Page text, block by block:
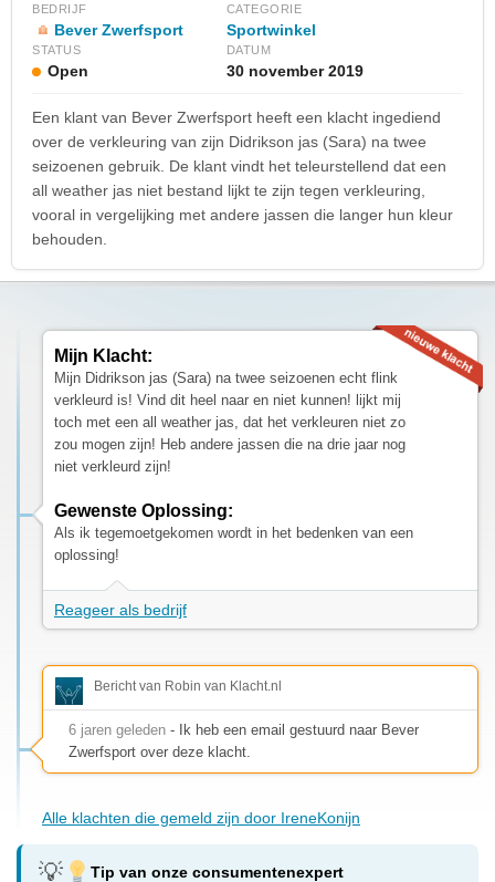
BEDRIJF
Bever Zwerfsport
CATEGORIE
Sportwinkel
STATUS
Open
DATUM
30 november 2019
Een klant van Bever Zwerfsport heeft een klacht ingediend
over de verkleuring van zijn Didrikson jas (Sara) na twee
seizoenen gebruik. De klant vindt het teleurstellend dat een
all weather jas niet bestand lijkt te zijn tegen verkleuring,
vooral in vergelijking met andere jassen die langer hun kleur
behouden.
Mijn Klacht:
Mijn Didrikson jas (Sara) na twee seizoenen echt flink
verkleurd is! Vind dit heel naar en niet kunnen! lijkt mij
toch met een all weather jas, dat het verkleuren niet zo
zou mogen zijn! Heb andere jassen die na drie jaar nog
niet verkleurd zijn!
Gewenste Oplossing:
Als ik tegemoetgekomen wordt in het bedenken van een
oplossing!
Reageer als bedrijf
Bericht van Robin van Klacht.nl
6 jaren geleden - Ik heb een email gestuurd naar Bever
Zwerfsport over deze klacht.
Alle klachten die gemeld zijn door IreneKonijn
Tip van onze consumentenexpert